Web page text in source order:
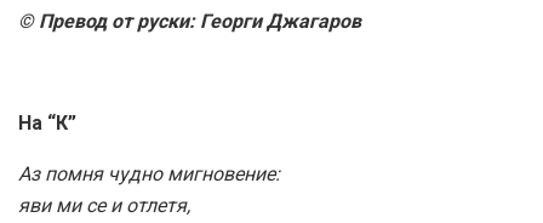
© Превод от руски: Георги Джагаров
На “К”
Аз помня чудно мигновение:
яви ми се и отлетя,